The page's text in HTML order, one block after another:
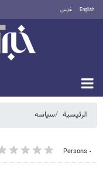
English فارسی
الرئيسية سیاسه
٠ Persons